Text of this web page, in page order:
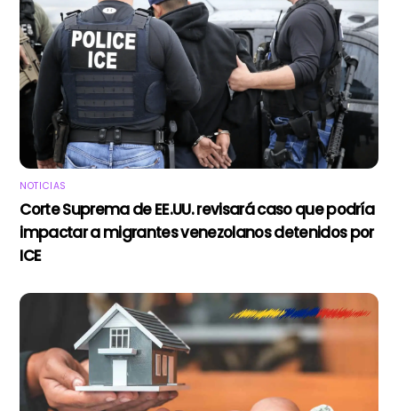
NOTICIAS
Corte Suprema de EE.UU. revisará caso que podría
impactar a migrantes venezolanos detenidos por
ICE